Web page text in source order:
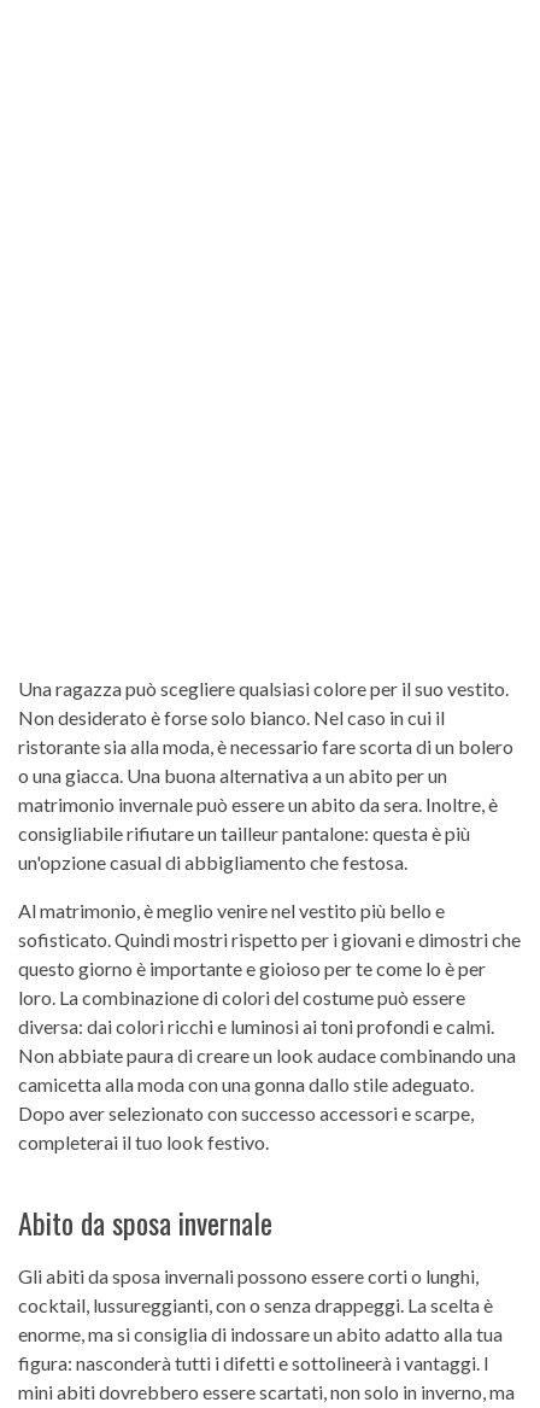
Una ragazza può scegliere qualsiasi colore per il suo vestito.
Non desiderato è forse solo bianco. Nel caso in cui il
ristorante sia alla moda, è necessario fare scorta di un bolero
o una giacca. Una buona alternativa a un abito per un
matrimonio invernale può essere un abito da sera. Inoltre, è
consigliabile rifiutare un tailleur pantalone: ​​questa è più
un'opzione casual di abbigliamento che festosa.
Al matrimonio, è meglio venire nel vestito più bello e
sofisticato. Quindi mostri rispetto per i giovani e dimostri che
questo giorno è importante e gioioso per te come lo è per
loro. La combinazione di colori del costume può essere
diversa: dai colori ricchi e luminosi ai toni profondi e calmi.
Non abbiate paura di creare un look audace combinando una
camicetta alla moda con una gonna dallo stile adeguato.
Dopo aver selezionato con successo accessori e scarpe,
completerai il tuo look festivo.
Abito da sposa invernale
Gli abiti da sposa invernali possono essere corti o lunghi,
cocktail, lussureggianti, con o senza drappeggi. La scelta è
enorme, ma si consiglia di indossare un abito adatto alla tua
figura: nasconderà tutti i difetti e sottolineerà i vantaggi. I
mini abiti dovrebbero essere scartati, non solo in inverno, ma